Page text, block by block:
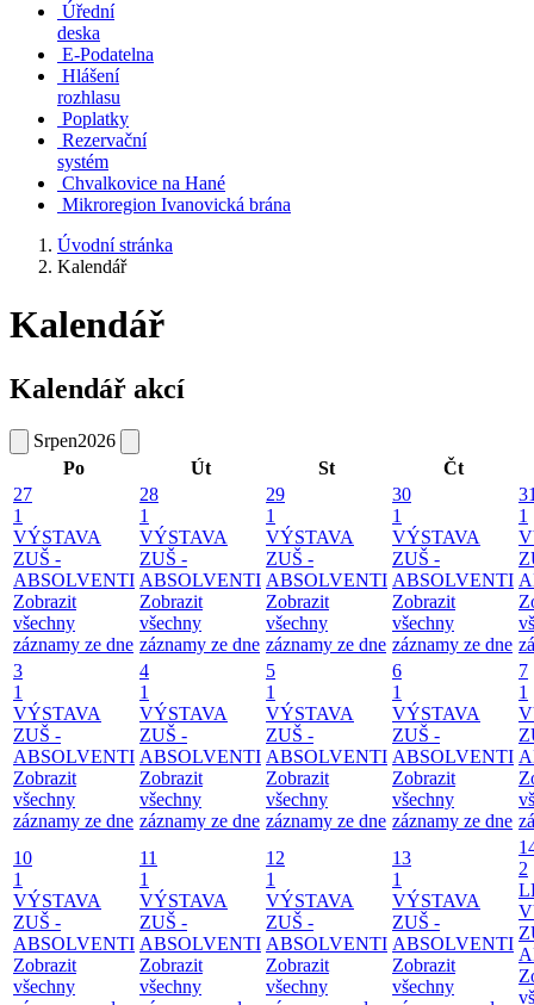
Úřední
deska
E-Podatelna
Hlášení
rozhlasu
Poplatky
Rezervační
systém
Chvalkovice na Hané
Mikroregion Ivanovická brána
Úvodní stránka
Kalendář
Kalendář
Kalendář akcí
Srpen2026
Po
Út St
Čt
27
1
VÝSTAVA
ZUŠ -
ABSOLVENTI
Zobrazit
všechny
záznamy ze dne
28
1
VÝSTAVA
ZUŠ -
ABSOLVENTI
Zobrazit
všechny
záznamy ze dne
29
1
VÝSTAVA
ZUŠ -
ABSOLVENTI
Zobrazit
všechny
záznamy ze dne
30
1
VÝSTAVA
ZUŠ -
ABSOLVENTI
Zobrazit
všechny
záznamy ze dne
1
3
1
VÝSTAVA
ZUŠ -
ABSOLVENTI
Zobrazit
všechny
záznamy ze dne
4
1
VÝSTAVA
ZUŠ -
ABSOLVENTI
Zobrazit
všechny
záznamy ze dne
5
1
VÝSTAVA
ZUŠ -
ABSOLVENTI
Zobrazit
všechny
záznamy ze dne
6
1
VÝSTAVA
ZUŠ -
ABSOLVENTI
Zobrazit
všechny
záznamy ze dne
7
1
10
1
VÝSTAVA
ZUŠ -
ABSOLVENTI
Zobrazit
všechny
11
1
VÝSTAVA
ZUŠ -
ABSOLVENTI
Zobrazit
všechny
12
1
VÝSTAVA
ZUŠ -
ABSOLVENTI
Zobrazit
všechny
13
1
VÝSTAVA
ZUŠ -
ABSOLVENTI
Zobrazit
všechny
2